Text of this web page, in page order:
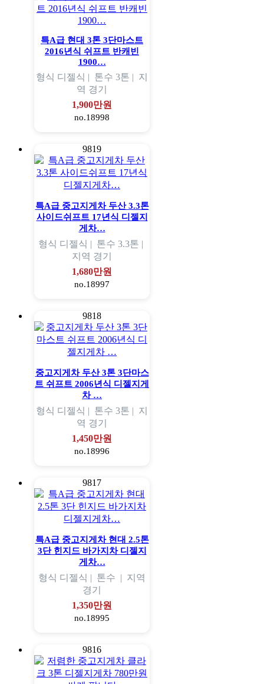
특A급 현대 3톤 3단마스트
2016년식 쉬프트 반캐빈
1900…
형식 디젤식 | 톤수 3톤 | 지
역 경기
1,900만원
no.18998
9819
특A급 중고지게차 두산 3.3톤
사이드쉬프트 17년식 디젤지
게차…
형식 디젤식 | 톤수 3.3톤 |
지역 경기
1,680만원
no.18997
9818
중고지게차 두산 3톤 3단마스
트 쉬프트 2006년식 디젤지게
차 …
형식 디젤식 | 톤수 3톤 | 지
역 경기
1,450만원
no.18996
9817
특A급 중고지게차 현대 2.5톤
3단 힌지드 바가지차 디젤지
게차…
형식 디젤식 | 톤수 | 지역
경기
1,350만원
no.18995
9816